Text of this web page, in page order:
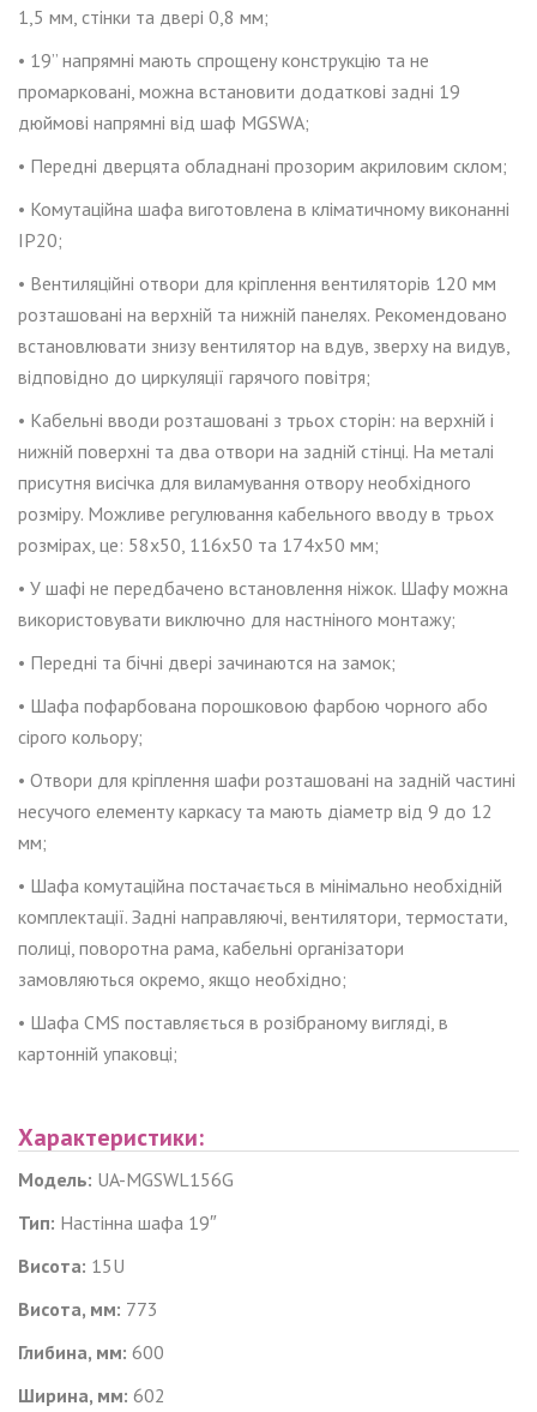
1,5 мм, стінки та двері 0,8 мм;
• 19” напрямні мають спрощену конструкцію та не
промарковані, можна встановити додаткові задні 19
дюймові напрямні від шаф MGSWA;
• Передні дверцята обладнані прозорим акриловим склом;
• Комутаційна шафа виготовлена в кліматичному виконанні
IP20;
• Вентиляційні отвори для кріплення вентиляторів 120 мм
розташовані на верхній та нижній панелях. Рекомендовано
встановлювати знизу вентилятор на вдув, зверху на видув,
відповідно до циркуляції гарячого повітря;
• Кабельні вводи розташовані з трьох сторін: на верхній і
нижній поверхні та два отвори на задній стінці. На металі
присутня висічка для виламування отвору необхідного
розміру. Можливе регулювання кабельного вводу в трьох
розмірах, це: 58x50, 116x50 та 174x50 мм;
• У шафі не передбачено встановлення ніжок. Шафу можна
використовувати виключно для настніного монтажу;
• Передні та бічні двері зачинаются на замок;
• Шафа пофарбована порошковою фарбою чорного або
сірого кольору;
• Отвори для кріплення шафи розташовані на задній частині
несучого елементу каркасу та мають діаметр від 9 до 12
мм;
• Шафа комутаційна постачається в мінімально необхідній
комплектації. Задні направляючі, вентилятори, термостати,
полиці, поворотна рама, кабельні організатори
замовляються окремо, якщо необхідно;
• Шафа CMS поставляється в розібраному вигляді, в
картонній упаковці;
Характеристики:
Модель: UA-MGSWL156G
Тип: Настінна шафа 19″
Висота: 1 5U
Висота, мм: 773
Глибина, мм: 600
Ширина, мм: 602